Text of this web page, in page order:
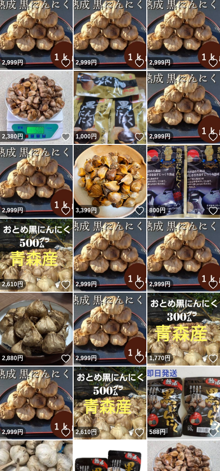
2,999円 いいね！
2,999円 いいね！
2,999円
2,380円 いいね！
1,000円 いいね！
2,999円
2,999円 いいね！
3,399円 いいね！
800円
2,610円 いいね！
2,999円 いいね！
2,999円
2,880円 いいね！
2,999円 いいね！
1,770円
2,999円 いいね！
2,610円 いいね！
588円